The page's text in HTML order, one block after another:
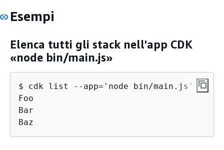
Esempi
Elenca tutti gli stack nell'app CDK
«node bin/main.js»
$ cdk list --app='node bin/main.js'
Foo
Bar
Baz